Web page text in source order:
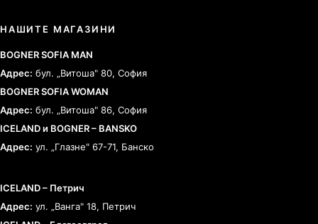
НАШИТЕ МАГАЗИНИ
BOGNER SOFIA MAN
Адрес: бул. „Витоша" 80, София
BOGNER SOFIA WOMAN
Адрес: бул. „Витоша" 86, София
ICELAND и BOGNER – BANSKO
Адрес: ул. „Глазне" 67-71, Банско
ICELAND – Петрич
Адрес: ул. „Ванга" 18, Петрич